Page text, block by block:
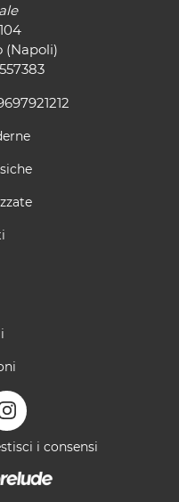
(Napoli)
i consensi